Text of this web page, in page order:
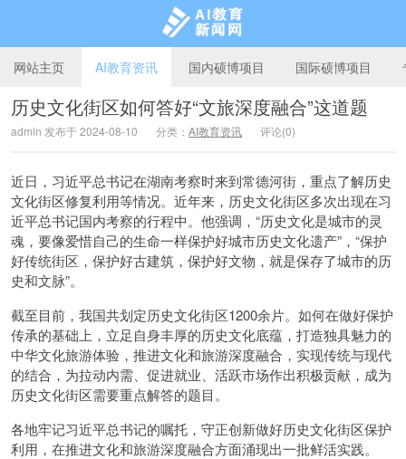
AI教育新闻网
网站主页 AI教育资讯 国内硕博项目 国际硕博项目
历史文化街区如何答好“文旅深度融合”这道题
admin 发布于 2024-08-10 分类： AI教育资讯 评论(0)
近日，习近平总书记在湖南考察时来到常德河街，重点了解历史
文化街区修复利用等情况。近年来，历史文化街区多次出现在习
近平总书记国内考察的行程中。他强调，“历史文化是城市的灵
魂，要像爱惜自己的生命一样保护好城市历史文化遗产”，“保护
好传统街区，保护好古建筑，保护好文物，就是保存了城市的历
史和文脉”。
截至目前，我国共划定历史文化街区1200余片。如何在做好保护
传承的基础上，立足自身丰厚的历史文化底蕴，打造独具魅力的
中华文化旅游体验，推进文化和旅游深度融合，实现传统与现代
的结合，为拉动内需、促进就业、活跃市场作出积极贡献，成为
历史文化街区需要重点解答的题目。
各地牢记习近平总书记的嘱托，守正创新做好历史文化街区保护
利用，在推进文化和旅游深度融合方面涌现出一批鲜活实践。